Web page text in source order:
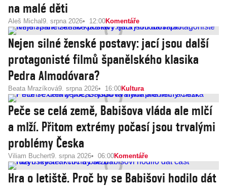
na malé děti
Aleš Michal 9. srpna 2026 12:00Komentáře
Nejen silné ženské postavy: jací jsou další
protagonisté filmů španělského klasika
Pedra Almodóvara?
Beata Mrazíková9. srpna 2026 16:00Kultura
Peče se celá země, Babišova vláda ale mlčí
a mlží. Přitom extrémy počasí jsou trvalými
problémy Česka
Viliam Buchert9. srpna 2026 06:00Komentáře
Hra o letiště. Proč by se Babišovi hodilo dát